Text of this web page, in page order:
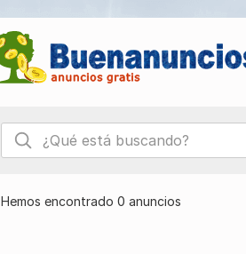
Hemos encontrado 0 anuncios